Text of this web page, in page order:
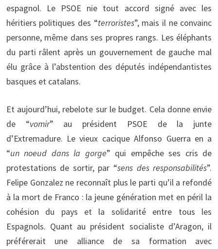
espagnol. Le PSOE nie tout accord signé avec les
héritiers politiques des “terroristes”, mais il ne convainc
personne, même dans ses propres rangs. Les éléphants
du parti râlent après un gouvernement de gauche mal
élu grâce à l’abstention des députés indépendantistes
basques et catalans.
Et aujourd’hui, rebelote sur le budget. Cela donne envie
de “vomir” au président PSOE de la junte
d’Extremadure. Le vieux cacique Alfonso Guerra en a
“un noeud dans la gorge” qui empêche ses cris de
protestations de sortir, par “sens des responsabilités”.
Felipe Gonzalez ne reconnaît plus le parti qu’il a refondé
à la mort de Franco : la jeune génération met en péril la
cohésion du pays et la solidarité entre tous les
Espagnols. Quant au président socialiste d’Aragon, il
préférerait une alliance de sa formation avec